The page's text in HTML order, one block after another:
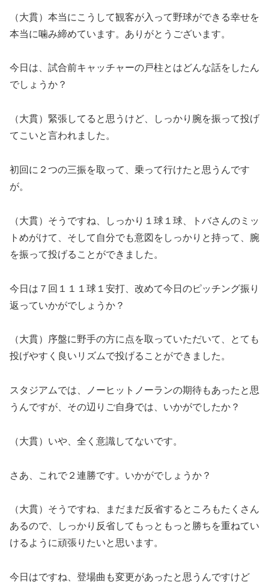
（大貫）本当にこうして観客が入って野球ができる幸せを
本当に噛み締めています。ありがとうございます。
今日は、試合前キャッチャーの戸柱とはどんな話をしたん
でしょうか？
（大貫）緊張してると思うけど、しっかり腕を振って投げ
てこいと言われました。
初回に２つの三振を取って、乗って行けたと思うんです
が。
（大貫）そうですね、しっかり１球１球、トバさんのミッ
トめがけて、そして自分でも意図をしっかりと持って、腕
を振って投げることができました。
今日は７回１１１球１安打、改めて今日のピッチング振り
返っていかがでしょうか？
（大貫）序盤に野手の方に点を取っていただいて、とても
投げやすく良いリズムで投げることができました。
スタジアムでは、ノーヒットノーランの期待もあったと思
うんですが、その辺りご自身では、いかがでしたか？
（大貫）いや、全く意識してないです。
さあ、これで２連勝です。いかがでしょうか？
（大貫）そうですね、まだまだ反省するところもたくさん
あるので、しっかり反省してもっともっと勝ちを重ねてい
けるように頑張りたいと思います。
今日はですね、登場曲も変更があったと思うんですけど